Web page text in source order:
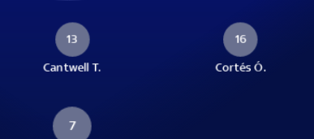
13
Cantwell T.
16
Cortés Ó.
7